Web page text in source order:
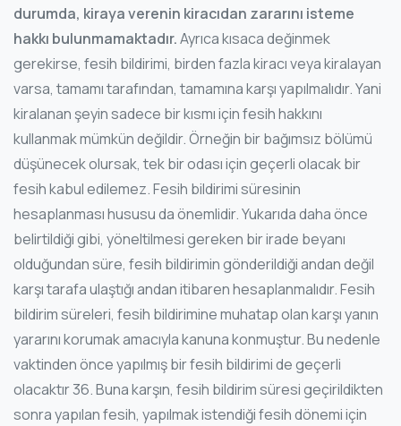
durumda, kiraya verenin kiracıdan zararını isteme
hakkı bulunmamaktadır.Ayrıca kısaca değinmek
gerekirse, fesih bildirimi, birden fazla kiracı veya kiralayan
varsa, tamamı tarafından, tamamına karşı yapılmalıdır. Yani
kiralanan şeyin sadece bir kısmı için fesih hakkını
kullanmak mümkün değildir. Örneğin bir bağımsız bölümü
düşünecek olursak, tek bir odası için geçerli olacak bir
fesih kabul edilemez. Fesih bildirimi süresinin
hesaplanması hususu da önemlidir. Yukarıda daha önce
belirtildiği gibi, yöneltilmesi gereken bir irade beyanı
olduğundan süre, fesih bildirimin gönderildiği andan değil
karşı tarafa ulaştığı andan itibaren hesaplanmalıdır. Fesih
bildirim süreleri, fesih bildirimine muhatap olan karşı yanın
yararını korumak amacıyla kanuna konmuştur. Bu nedenle
vaktinden önce yapılmış bir fesih bildirimi de geçerli
olacaktır 36. Buna karşın, fesih bildirim süresi geçirildikten
sonra yapılan fesih, yapılmak istendiği fesih dönemi için